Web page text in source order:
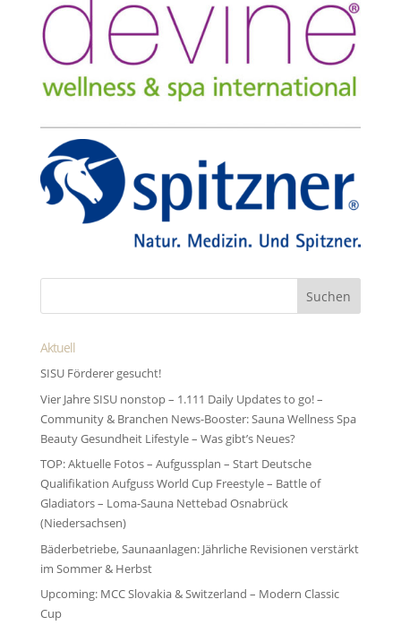
Aktuell
SISU Förderer gesucht!
Vier Jahre SISU nonstop – 1.111 Daily Updates to go! –
Community & Branchen News-Booster: Sauna Wellness Spa
Beauty Gesundheit Lifestyle – Was gibt’s Neues?
TOP: Aktuelle Fotos – Aufgussplan – Start Deutsche
Qualifikation Aufguss World Cup Freestyle – Battle of
Gladiators – Loma-Sauna Nettebad Osnabrück
(Niedersachsen)
Bäderbetriebe, Saunaanlagen: Jährliche Revisionen verstärkt
im Sommer & Herbst
Upcoming: MCC Slovakia & Switzerland – Modern Classic
Cup